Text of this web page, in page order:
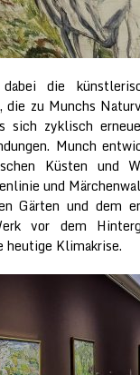
die
zu Munchs
sich zyklisch
Munch
Küsten und
und
Gärten und dem
vor dem
heutige Klimakrise.